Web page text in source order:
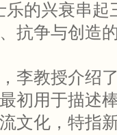
乐的兴衰串
抗争与创造
李教授介绍
初用于描述
文化，特指